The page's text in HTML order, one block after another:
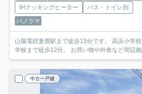
IHクッキングヒーター
バス・トイレ別
パノラマ
山陽電鉄妻鹿駅まで徒歩13分です。 高浜小学
学校まで徒歩12分。 お買い物や外食など周辺
中古一戸建